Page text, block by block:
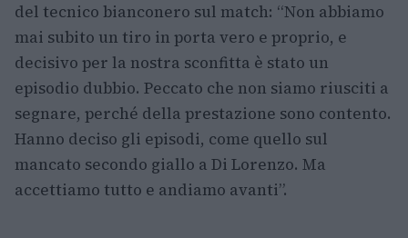
del tecnico bianconero sul match: “Non abbiamo
mai subito un tiro in porta vero e proprio, e
decisivo per la nostra sconfitta è stato un
episodio dubbio. Peccato che non siamo riusciti a
segnare, perché della prestazione sono contento.
Hanno deciso gli episodi, come quello sul
mancato secondo giallo a Di Lorenzo. Ma
accettiamo tutto e andiamo avanti”.